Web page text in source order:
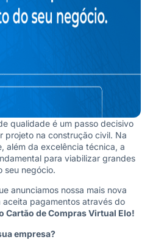
qualidade é um passo decisivo
projeto na construção civil. Na
além da excelência técnica, a
para viabilizar grandes
seu negócio.
anunciamos nossa mais nova
pagamentos através do
Cartão de Compras Virtual Elo!
empresa?